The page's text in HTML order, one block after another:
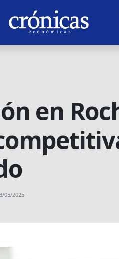
en
05/2025